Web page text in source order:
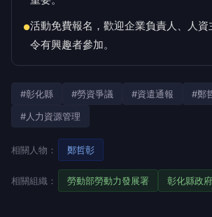
●活動免費報名，歡迎企業負責人、人
令有興趣者參加。
#彰化縣 #勞資爭議 #資遣通報
#鄭
#人力資源管理
相關人物： 鄭哲彰
相關組織： 勞動部勞動力發展署 彰化縣政府